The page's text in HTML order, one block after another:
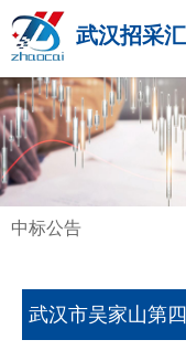
武汉招采汇
网
站
导
航
关
于
我
们
招
标
代
项
目新
中标公告
武汉市吴家山第